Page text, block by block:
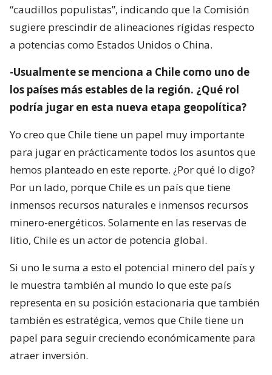
“caudillos populistas”, indicando que la Comisión
sugiere prescindir de alineaciones rígidas respecto
a potencias como Estados Unidos o China.
-Usualmente se menciona a Chile como uno de
los países más estables de la región. ¿Qué rol
podría jugar en esta nueva etapa geopolítica?
Yo creo que Chile tiene un papel muy importante
para jugar en prácticamente todos los asuntos que
hemos planteado en este reporte. ¿Por qué lo digo?
Por un lado, porque Chile es un país que tiene
inmensos recursos naturales e inmensos recursos
minero-energéticos. Solamente en las reservas de
litio, Chile es un actor de potencia global.
Si uno le suma a esto el potencial minero del país y
le muestra también al mundo lo que este país
representa en su posición estacionaria que también
también es estratégica, vemos que Chile tiene un
papel para seguir creciendo económicamente para
atraer inversión.